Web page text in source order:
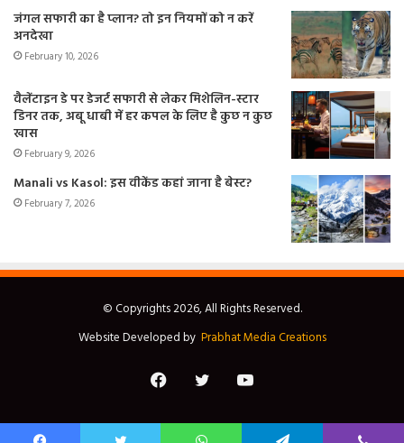
जंगल सफारी का है प्लान? तो इन नियमों को न करें
अनदेखा
February 10, 2026
वैलेंटाइन डे पर डेजर्ट सफारी से लेकर मिशेलिन-स्टार
डिनर तक, अबू धाबी में हर कपल के लिए है कुछ न कुछ
खास
February 9, 2026
Manali vs Kasol: इस वीकेंड कहां जाना है बेस्ट?
February 7, 2026
© Copyrights 2026, All Rights Reserved.
Website Developed by Prabhat Media Creations
FacebookTwitterYouTube